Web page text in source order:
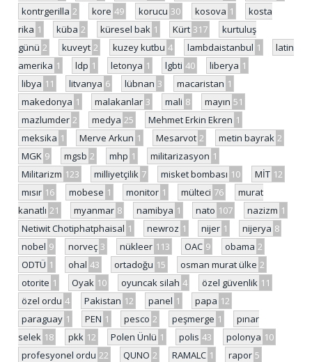
kontrgerilla 2 kore 49 korucu 30 kosova 1
kosta
rika 1 küba 2 küresel bak 1 Kürt 317
kurtuluş
günü 2 kuveyt 2 kuzey kutbu 4 lambdaistanbul 1
latin
amerika 1 ldp 1 letonya 1 lgbti 40 liberya 1
libya 11 litvanya 6 lübnan 3 macaristan 1
makedonya 1 malakanlar 3 mali 8 mayın 51
mazlumder 2 medya 25 Mehmet Erkin Ekren 1
meksika 1 Merve Arkun 1 Mesarvot 2 metin bayrak 2
MGK 9 mgsb 2 mhp 1 militarizasyon 1
Militarizm 123 milliyetçilik 7 misket bombası 10 MİT 12
mısır 16 mobese 1 monitor 1 mülteci 76
murat
kanatlı 21 myanmar 8 namibya 1 nato 107 nazizm 1
Netiwit Chotiphatphaisal 1 newroz 1 nijer 1 nijerya 8
nobel 9 norveç 3 nükleer 113 OAC 9 obama 2
ODTÜ 1 ohal 43 ortadoğu 15 osman murat ülke 2
otorite 1 Oyak 10 oyuncak silah 4 özel güvenlik 11
özel ordu 4 Pakistan 12 panel 1 papa 12
paraguay 1 PEN 1 pesco 2 peşmerge 1
pınar
selek 18 pkk 12 Polen Ünlü 1 polis 43 polonya 10
profesyonel ordu 22 QUNO 2 RAMALC 1 rapor 5